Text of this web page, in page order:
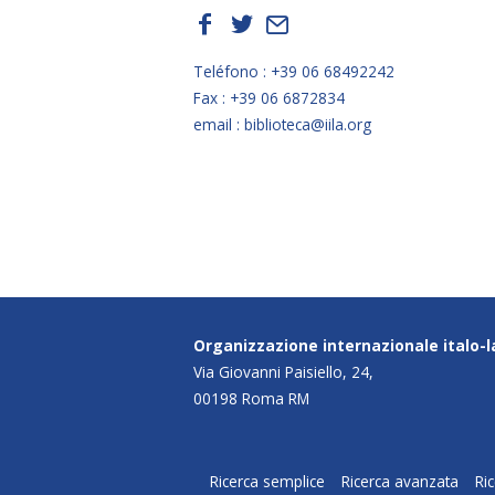
f
t E
Teléfono : +39 06 68492242
Fax : +39 06 6872834
email : biblioteca@iila.org
Organizzazione internazionale italo-
Via Giovanni Paisiello, 24,
00198 Roma RM
Ricerca semplice Ricerca avanzata